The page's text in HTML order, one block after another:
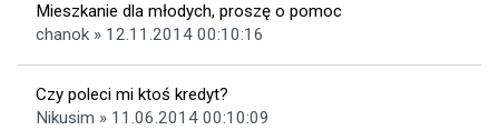
Mieszkanie dla młodych, proszę o pomoc
chanok » 12.11.2014 00:10:16
Czy poleci mi ktoś kredyt?
Nikusim » 11.06.2014 00:10:09